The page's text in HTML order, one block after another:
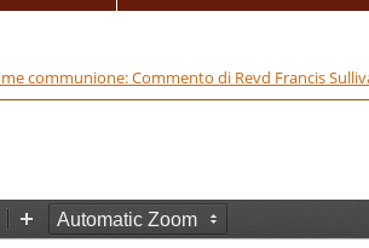
communione: Commento di Revd Francis
Z